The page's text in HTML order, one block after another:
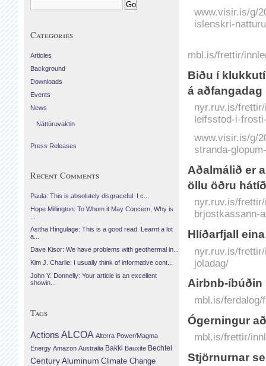
www.visir.is/g/
islenskri-natturu
mbl.is/frettir/
Biðu í
á aðfangadag
nyr.ruv.is/
leifsstod-i-
www.visir.is/g/
stranda-
Aðalmálið er
öllu öðru
nyr.ruv.is/
brjostkassann-
Hlíðarfjall
nyr.ruv.is/
joladag/
Airbnb-íbúðin
mbl.is/ferdalog/
Ógerningur
mbl.is/frettir/
Stjörnurnar
Categories
Articles
Background
Downloads
Events
News
Náttúruvaktin
Press Releases
Recent Comments
Paula: This is absolutely disgraceful. I c...
Hope Millington: To Whom it May Concern, Why is
Asitha Hingulage: This is a good read. Learnt a lot
a...
Dave Kisor: We have problems with geothermal in...
Kim J. Charlie: I usually think of informative cont...
John Y. Donnelly: Your article is an excellent
showin...
Tags
Actions ALCOA Alterra Power/Magma
Energy Amazon Australia Bakki Bauxite Bechtel
Century Aluminum Climate Change